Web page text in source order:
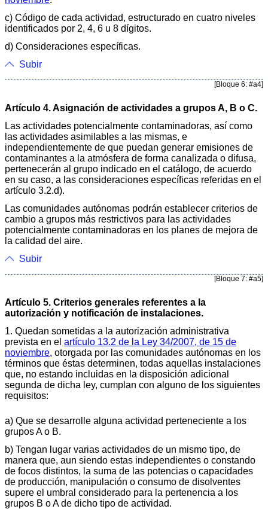
c) Código de cada actividad, estructurado en cuatro niveles
identificados por 2, 4, 6 u 8 dígitos.
d) Consideraciones específicas.
Subir
[Bloque 6: #a4]
Artículo 4. Asignación de actividades a grupos A, B o C.
Las actividades potencialmente contaminadoras, así como
las actividades asimilables a las mismas, e
independientemente de que puedan generar emisiones de
contaminantes a la atmósfera de forma canalizada o difusa,
pertenecerán al grupo indicado en el catálogo, de acuerdo
en su caso, a las consideraciones específicas referidas en el
artículo 3.2.d).
Las comunidades autónomas podrán establecer criterios de
cambio a grupos más restrictivos para las actividades
potencialmente contaminadoras en los planes de mejora de
la calidad del aire.
Subir
[Bloque 7: #a5]
Artículo 5. Criterios generales referentes a la
autorización y notificación de instalaciones.
1. Quedan sometidas a la autorización administrativa
prevista en el artículo 13.2 de la Ley 34/2007, de 15 de
noviembre, otorgada por las comunidades autónomas en los
términos que éstas determinen, todas aquellas instalaciones
que, no estando incluidas en la disposición adicional
segunda de dicha ley, cumplan con alguno de los siguientes
requisitos:
a) Que se desarrolle alguna actividad perteneciente a los
grupos A o B.
b) Tengan lugar varias actividades de un mismo tipo, de
manera que, aun siendo estas independientes o constando
de focos distintos, la suma de las potencias o capacidades
de producción, manipulación o consumo de disolventes
supere el umbral considerado para la pertenencia a los
grupos B o A de dicho tipo de actividad.